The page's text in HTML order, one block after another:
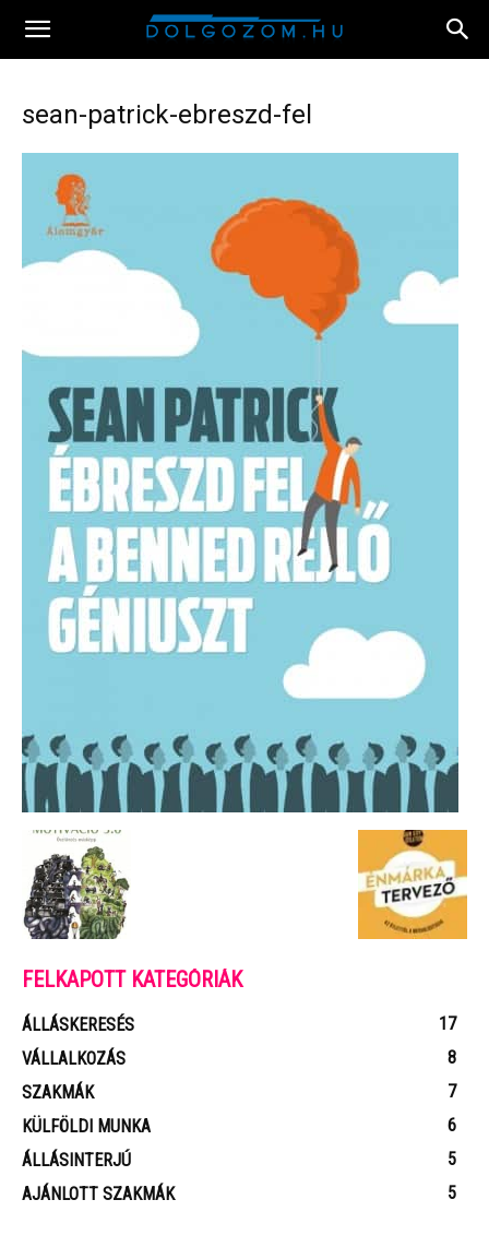
sean-patrick-ebreszd-fel
FELKAPOTT KATEGÓRIÁK
ÁLLÁSKERESÉS
17
VÁLLALKOZÁS
8
SZAKMÁK
7
KÜLFÖLDI MUNKA
6
ÁLLÁSINTERJÚ
5
AJÁNLOTT SZAKMÁK
5